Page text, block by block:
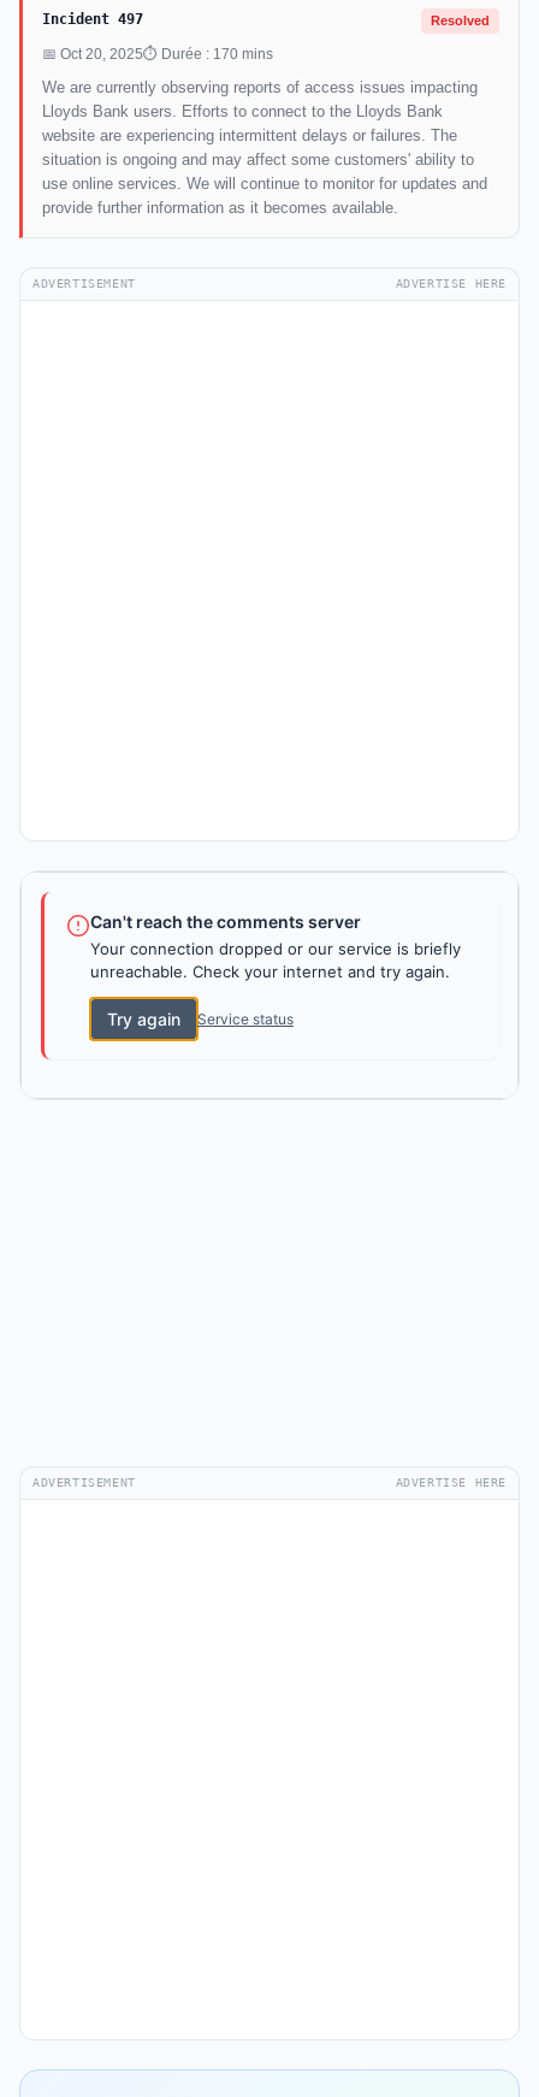
Incident 497 Resolved
📅 Oct 20, 2025⏱ Durée : 170 mins
We are currently observing reports of access issues impacting
Lloyds Bank users. Efforts to connect to the Lloyds Bank
website are experiencing intermittent delays or failures. The
situation is ongoing and may affect some customers' ability to
use online services. We will continue to monitor for updates and
provide further information as it becomes available.
ADVERTISEMENT ADVERTISE HERE
Can't reach the comments server
Your connection dropped or our service is briefly
unreachable. Check your internet and try again.
Try again Service status
ADVERTISEMENT ADVERTISE HERE